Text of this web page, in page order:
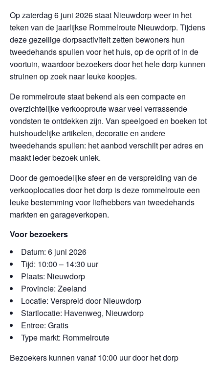
Op zaterdag 6 juni 2026 staat Nieuwdorp weer in het
teken van de jaarlijkse Rommelroute Nieuwdorp. Tijdens
deze gezellige dorpsactiviteit zetten bewoners hun
tweedehands spullen voor het huis, op de oprit of in de
voortuin, waardoor bezoekers door het hele dorp kunnen
struinen op zoek naar leuke koopjes.
De rommelroute staat bekend als een compacte en
overzichtelijke verkooproute waar veel verrassende
vondsten te ontdekken zijn. Van speelgoed en boeken tot
huishoudelijke artikelen, decoratie en andere
tweedehands spullen: het aanbod verschilt per adres en
maakt ieder bezoek uniek.
Door de gemoedelijke sfeer en de verspreiding van de
verkooplocaties door het dorp is deze rommelroute een
leuke bestemming voor liefhebbers van tweedehands
markten en garageverkopen.
Voor bezoekers
Datum: 6 juni 2026
Tijd: 10:00 – 14:30 uur
Plaats: Nieuwdorp
Provincie: Zeeland
Locatie: Verspreid door Nieuwdorp
Startlocatie: Havenweg, Nieuwdorp
Entree: Gratis
Type markt: Rommelroute
Bezoekers kunnen vanaf 10:00 uur door het dorp